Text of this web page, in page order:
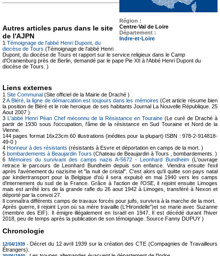
Région :
Centre-Val de Loire
Département :
Indre-et-Loire
Autres articles parus dans le site
de l'AJPN
1 Témoignage de l'abbé Henri Dupont, du
diocèse de Tours (Témoignage de l'abbé Henri
Dupont, du diocèse de Tours et rapport sur le service religieux dans le Camp
d'Oranienburg près de Berlin, demandé par le pape Pie XII à l'Abbé Henri Dupont du
diocèse de Tours. )
Liens externes
1 Site Communal (Site officiel de la Mairie de Draché )
2A Bléré, la ligne de démarcation est toujours dans les mémoires (Cet article résume bien
la position de Bléré et le role heroique de ses habitants Journal La Nouvelle République. 25
Aout 2007 )
3 L'abbé Henri Péan Chef méconnu de la Résistance en Touraine (Le curé de Draché à
partir de 1930 sous l'occupation, l'âme de la résistance en Sud Touraine et Nord de la
Vienne.
144 pages format 16x23cm 60 illustrations (inédites pour la plupart) ISBN : 978-2-914818-
49-0 )
4 Honneur à des résistants (résistants à Esvre et déportation en camps de la mort. )
5 bombardements à Beaujardin Tours (Chateau de Beaujardin à Tours , bombardements. )
6 Mémoires du survivant des camps nazis A-5672 - Leonhard Bundheim (L'ouvrage
retrace le parcours de Leonhard Bundheim depuis son enfance. Viendra ensuite l'exil
après l'avènement du nazisme et "la nuit de cristal". C'est alors qu'il quitte son pays natal
par kindertransport pour la Belgique d'où il sera expulsé en mai 1940 vers les camps
d'internement du sud de la France. Grâce à l'action de l'OSE, il rejoint ensuite Limoges
mais est arrêté lors de la grande rafle du 26 aout 1942 à Limoges, transféré à Nexon et
déporté par la convoi 27.
Il connaîtra différents camps de travaux forcés pour juifs, survivra à la marche de la mort.
Après guerre, il rejoint Lyon où sa mère travaille (L'Hirondelle")et se marie avec Suzanne
(membre des EIF). Il émigre illégalement en Israël en 1947. Il est décédé durant l'hiver
2018, peu de temps après la publication de son témoignage. Source Fanny DUPUY )
Chronologie
12/04/1939 - Décret du 12 avril 1939 sur la création des CTE (Compagnies de Travailleurs
Étrangers).